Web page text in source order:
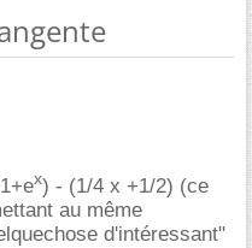
x) - (1/4 x +1/2) (ce
au même
d'intéressant"